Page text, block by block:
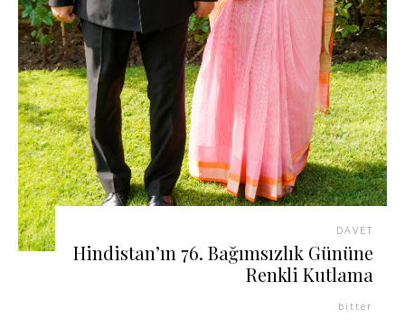
DAVET
Hindistan’ın 76. Bağımsızlık Gününe
Renkli Kutlama
bitter